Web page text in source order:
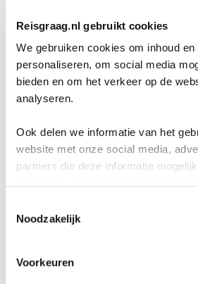
Reisgraag.nl gebruikt cookies
We gebruiken cookies om inhoud
personaliseren, om social media
bieden en om het verkeer op de
analyseren.
Ook delen we informatie van het
website met onze social media,
partners die deze informatie
Noodzakelijk
Voorkeuren
Na een tijd hebben ze het
ook de man kon hem niet
gestolen', zei hij, maar dat kon
nogmaals rond en vond hem
de andere kant van het terrein.
goed, al goed. Door alle
thuis, maar dat mocht de pret
hebben immers een leuke